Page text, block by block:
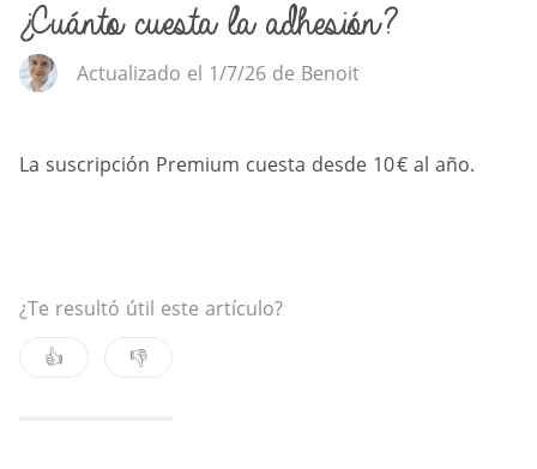
¿Cuánto cuesta la adhesión?
Actualizado el 1/7/26 de Benoit
La suscripción Premium cuesta desde 10 € al año.
¿Te resultó útil este artículo?
👍
👎